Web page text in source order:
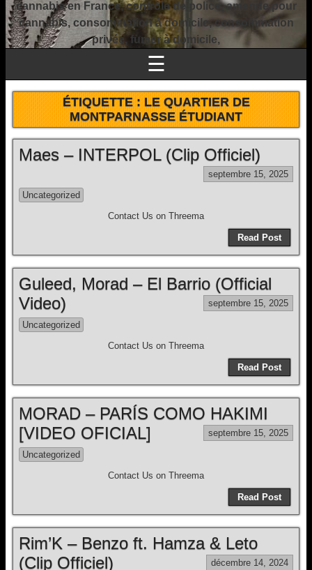
cannabis en France, contrôle de police, amende pour
cannabis, consommation à domicile, consommation
privée, fumer à domicile,
☰
ÉTIQUETTE :LE QUARTIER DE
MONTPARNASSE ÉTUDIANT
Maes – INTERPOL (Clip Officiel)
septembre 15, 2025
Uncategorized
Contact Us on Threema
Read Post
Guleed, Morad – El Barrio (Official
Video)
septembre 15, 2025
Uncategorized
Contact Us on Threema
Read Post
MORAD – PARÍS COMO HAKIMI
[VIDEO OFICIAL]
septembre 15, 2025
Uncategorized
Contact Us on Threema
Read Post
Rim’K – Benzo ft. Hamza & Leto
(Clip Officiel)
décembre 14, 2024